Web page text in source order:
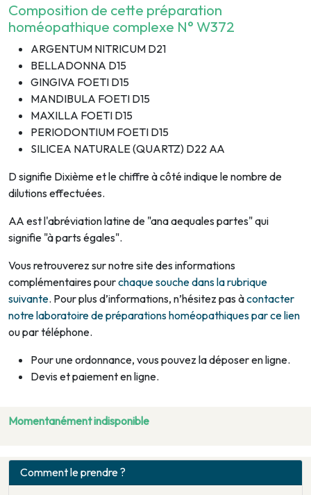
Composition de cette préparation
homéopathique complexe N° W372
ARGENTUM NITRICUM D21
BELLADONNA D15
GINGIVA FOETI D15
MANDIBULA FOETI D15
MAXILLA FOETI D15
PERIODONTIUM FOETI D15
SILICEA NATURALE (QUARTZ) D22 AA
D signifie Dixième et le chiffre à côté indique le nombre de
dilutions effectuées.
AA est l'abréviation latine de "ana aequales partes" qui
signifie "à parts égales".
Vous retrouverez sur notre site des informations
complémentaires pourchaque souche dans la rubrique
suivante. Pour plus d’informations, n’hésitez pas àcontacter
notre laboratoire de préparations homéopathiques par ce lien
ou par téléphone.
Pour une ordonnance, vous pouvez la déposer en ligne.
Devis et paiement en ligne.
Momentanément indisponible
Comment le prendre ?